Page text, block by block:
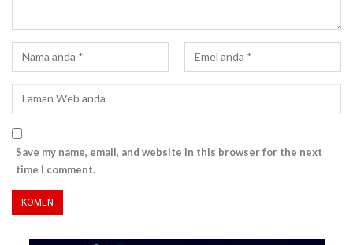
Save my name, email, and website in this browser for the next
time I comment.